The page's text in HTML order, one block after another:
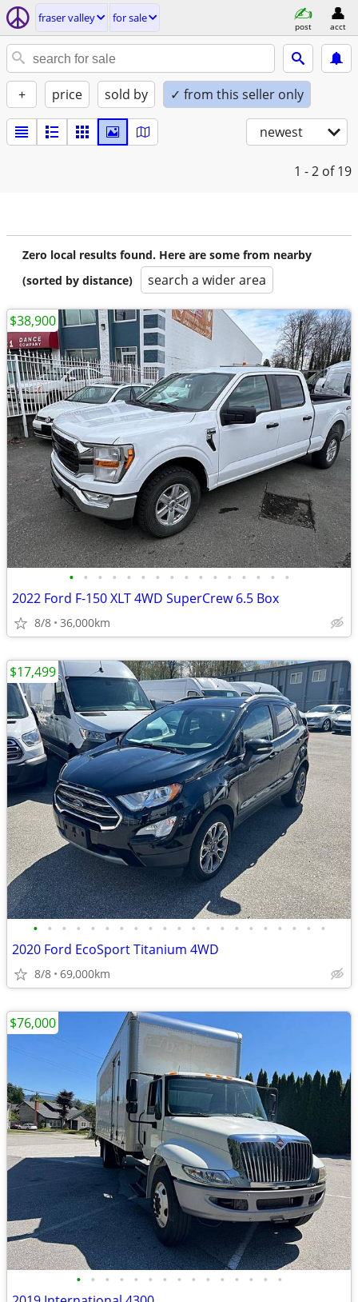
fraser valley for sale
post acct
+ price sold by ✓ from this seller only
newest
1 - 2 of 19
Zero local results found. Here are some from nearby
(sorted by distance)
search a wider area
• • • • • • • • • • • • • • • •
2022 Ford F-150 XLT 4WD SuperCrew 6.5 Box
8/8 36,000km
$38,900
• • • • • • • • • • • • • • • • • • • • •
2020 Ford EcoSport Titanium 4WD
8/8 69,000km
$17,499
• • • • • • • • • • • • • • •
$76,000